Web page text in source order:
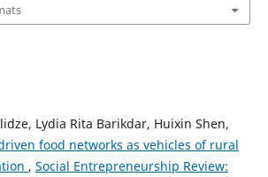
Lydia Rita Barikdar, Huixin Shen,
food networks as vehicles of rural
, Social Entrepreneurship Review: